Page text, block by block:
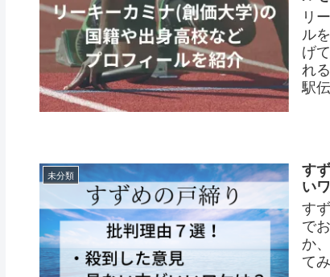
リ
ル
げ
れ
駅
未分類
す
い
す
で
か
て